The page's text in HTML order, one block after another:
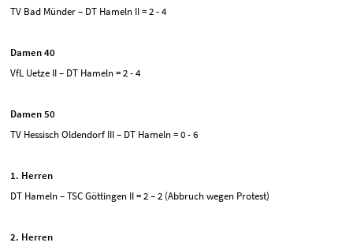
TV Bad Münder – DT Hameln II = 2 - 4
Damen 40
VfL Uetze II – DT Hameln = 2 - 4
Damen 50
TV Hessisch Oldendorf III – DT Hameln = 0 - 6
1. Herren
DT Hameln – TSC Göttingen II = 2 – 2 (Abbruch wegen Protest)
2. Herren